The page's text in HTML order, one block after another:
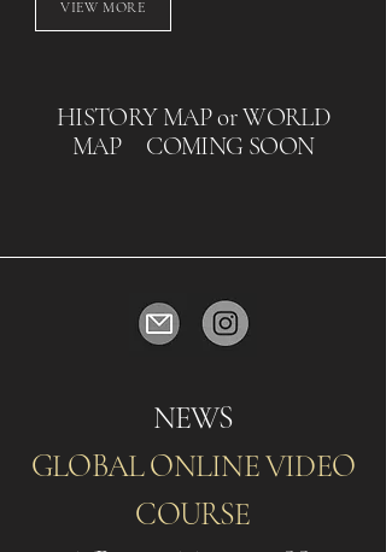
VIEW MORE
HISTORY MAP or WORLD
MAP COMING SOON
NEWS
GLOBAL ONLINE VIDEO
COURSE